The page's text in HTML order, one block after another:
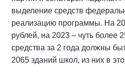
выделение средств
реализацию программы. На
рублей, на 2023 – чуть более
средства за 2 года должны
2065 зданий школ, из них в